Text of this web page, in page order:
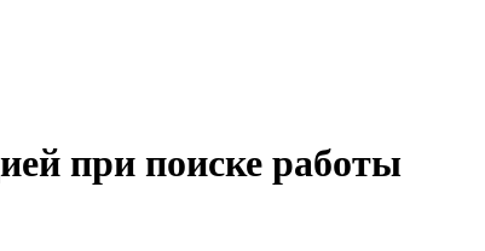
при поиске работы